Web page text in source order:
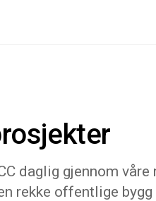
daglig gjennom
rekke offentlige